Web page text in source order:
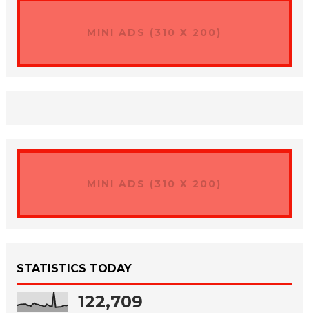
MINI ADS (310 X 200)
MINI ADS (310 X 200)
STATISTICS TODAY
122,709